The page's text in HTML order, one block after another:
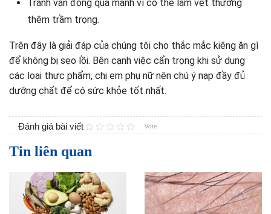
Tránh vận động quá mạnh vì có thể làm vết thương
thêm trầm trọng.
Trên đây là giải đáp của chúng tôi cho thắc mắc kiêng ăn gì
để không bị sẹo lồi. Bên cạnh việc cẩn trọng khi sử dụng
các loại thực phẩm, chị em phụ nữ nên chú ý nạp đầy đủ
dưỡng chất để có sức khỏe tốt nhất.
Đánh giá bài viết Vote
Tin liên quan